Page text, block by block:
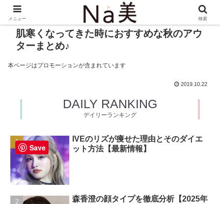
肌寒くなってきた時におすすめな秋のアウ
ターまとめ♪
本ページはプロモーションが含まれています
2019.10.22
DAILY RANKING
デイリーランキング
IVEのリズが痩せた理由とそのダイエ
ット方法【最新情報】
森香澄の顔タイプを徹底分析【2025年
メニュー 検索
Save